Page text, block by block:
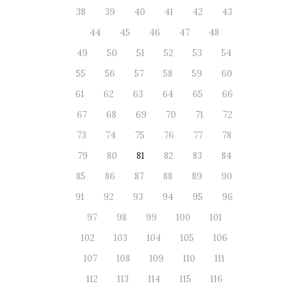
38
39 40 41 42
43
44
45 46 47
48
49
50 51 52 53
54
55
56 57 58 59
60
61
62 63 64 65
66
67
68 69 70 71
72
73
74 75 76 77
78
79
80 81 82 83
84
85
86 87 88 89
90
91
92 93 94 95
96
97
98 99 100
101
102
103 104 105
106
107
108 109 110
111
112
113 114 115
116